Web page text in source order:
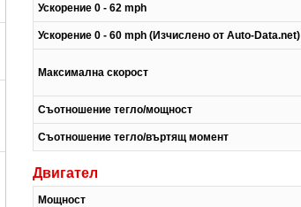
Ускорение 0 - 62 mph
Ускорение 0 - 60 mph (Изчислено от Auto-Data.net)
Максимална скорост
Съотношение тегло/мощност
Съотношение тегло/въртящ момент
Двигател
Мощност